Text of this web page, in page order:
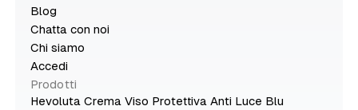
Blog
Chatta con noi
Chi siamo
Accedi
Prodotti
Hevoluta Crema Viso Protettiva Anti Luce Blu